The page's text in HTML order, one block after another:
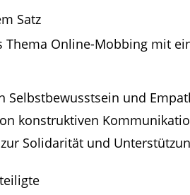
Satz
Thema Online-Mobbing mit
Selbstbewusstsein und
konstruktiven
Solidarität und